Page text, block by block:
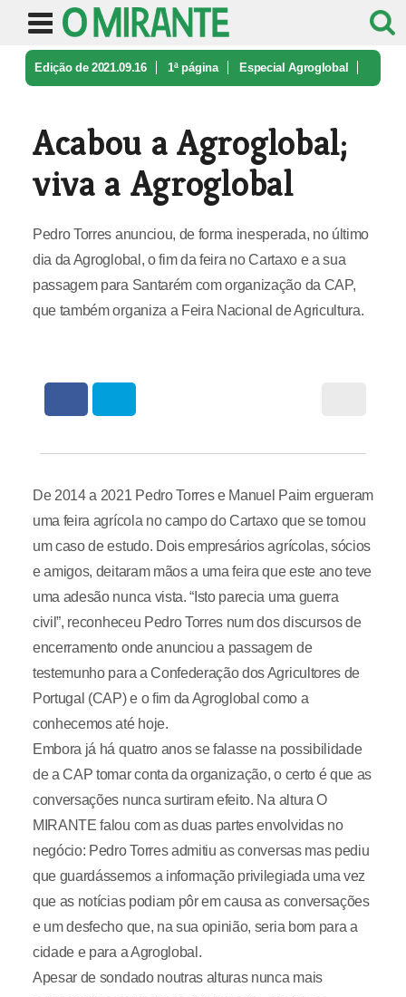
Edição de 2021.09.16 1ª página Especial Agroglobal
Acabou a Agroglobal;
viva a Agroglobal
Pedro Torres anunciou, de forma inesperada, no último
dia da Agroglobal, o fim da feira no Cartaxo e a sua
passagem para Santarém com organização da CAP,
que também organiza a Feira Nacional de Agricultura.
De 2014 a 2021 Pedro Torres e Manuel Paim ergueram
uma feira agrícola no campo do Cartaxo que se tornou
um caso de estudo. Dois empresários agrícolas, sócios
e amigos, deitaram mãos a uma feira que este ano teve
uma adesão nunca vista. “Isto parecia uma guerra
civil”, reconheceu Pedro Torres num dos discursos de
encerramento onde anunciou a passagem de
testemunho para a Confederação dos Agricultores de
Portugal (CAP) e o fim da Agroglobal como a
conhecemos até hoje.
Embora já há quatro anos se falasse na possibilidade
de a CAP tomar conta da organização, o certo é que as
conversações nunca surtiram efeito. Na altura O
MIRANTE falou com as duas partes envolvidas no
negócio: Pedro Torres admitiu as conversas mas pediu
que guardássemos a informação privilegiada uma vez
que as notícias podiam pôr em causa as conversações
e um desfecho que, na sua opinião, seria bom para a
cidade e para a Agroglobal.
Apesar de sondado noutras alturas nunca mais